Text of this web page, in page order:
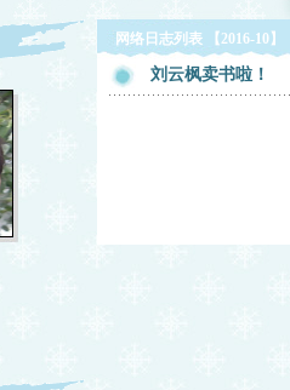
网络日志列表 【2016-10】
刘云枫卖书啦！